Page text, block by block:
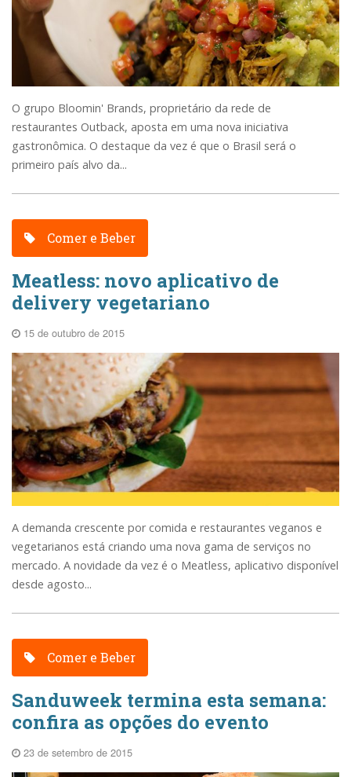
O grupo Bloomin' Brands, proprietário da rede de
restaurantes Outback, aposta em uma nova iniciativa
gastronômica. O destaque da vez é que o Brasil será o
primeiro país alvo da...
Comer e Beber
Meatless: novo aplicativo de
delivery vegetariano
15 de outubro de 2015
A demanda crescente por comida e restaurantes veganos e
vegetarianos está criando uma nova gama de serviços no
mercado. A novidade da vez é o Meatless, aplicativo disponível
desde agosto...
Comer e Beber
Sanduweek termina esta semana:
confira as opções do evento
23 de setembro de 2015